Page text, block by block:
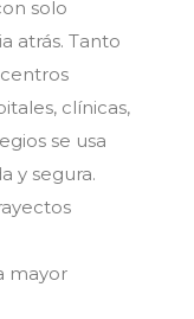
solo
atrás. Tanto
clínicas,
se usa
y segura.
mayor